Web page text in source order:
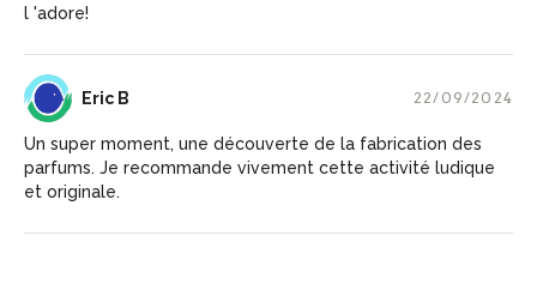
l 'adore!
EB Eric B 22/09/2024
Un super moment, une découverte de la fabrication des
parfums. Je recommande vivement cette activité ludique
et originale.